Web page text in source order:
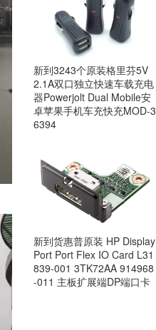
新到3243个原装格里芬5V
2.1A双口独立快速车载充电
器Powerjolt Dual Mobile安
卓苹果手机车充快充MOD-3
6394
新到货惠普原装 HP Display
Port Port Flex IO Card L31
839-001 3TK72AA 914968
-011 主板扩展端DP端口卡